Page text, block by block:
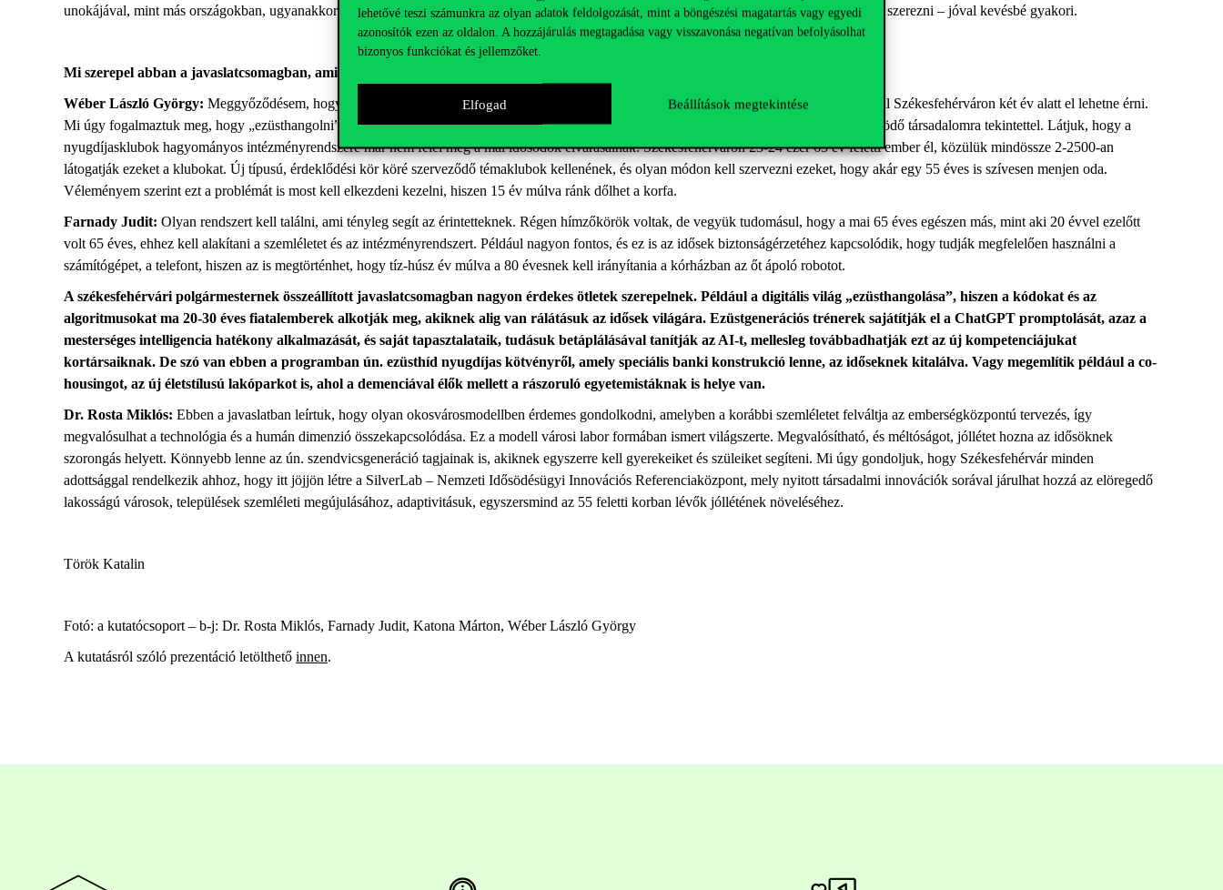
lehetővé teszi számunkra az olyan adatok feldolgozását, mint a böngészési magatartás vagy egyedi
azonosítók ezen az oldalon. A hozzájárulás megtagadása vagy visszavonása negatívan befolyásolhat
bizonyos funkciókat és jellemzőket.
Elfogad Beállítások megtekintése
unokájával, mint más országokban, ugyanakkor az önkéntes munka – ami értelmes, hasznos elfoglaltságot jelent és emellett új barátokat is lehet szerezni – jóval kevésbé gyakori.
Mi szerepel abban a javaslatcsomagban, amit a felmérés és a meghatározó problémák alapján a polgármester asztalára tettek?
Wéber László György: Meggyőződésem, hogy a korábban említett, nagyon jónak minősülő madridi szintet (AAI 36,5) következetes munkával Székesfehérváron két év alatt el lehetne érni.
Mi úgy fogalmaztuk meg, hogy „ezüsthangolni” kell a kulturális ésszociális intézményrendszert, specializálni kellene a szolgáltatásokat az idősödő társadalomra tekintettel. Látjuk, hogy a
nyugdíjasklubok hagyományos intézményrendszeremár nem felelmegamaiidősödők elvárásainak.Székesfehérváron 23-24ezer 65 év feletti ember él, közülük mindössze 2-2500-an
látogatják ezeket a klubokat. Új típusú, érdeklődési kör köré szerveződő témaklubok kellenének, és olyan módon kell szervezni ezeket, hogy akáregy 55 éves is szívesen menjen oda.
Véleményem szerint ezt a problémát is most kell elkezdeni kezelni, hiszen 15 év múlva ránk dőlhet a korfa.
Farnady Judit: Olyan rendszert kell találni, ami tényleg segít az érintetteknek. Régen hímzőkörök voltak, de vegyük tudomásul, hogy a mai 65 éves egészen más, mint aki 20 évvel ezelőtt
volt 65 éves, ehhez kell alakítani a szemléletet és az intézményrendszert. Például nagyon fontos, és ez is az idősek biztonságérzetéhez kapcsolódik, hogy tudják megfelelően használni a
számítógépet, a telefont, hiszen az is megtörténhet, hogy tíz-húsz év múlva a 80 évesnek kell irányítania a kórházban az őt ápoló robotot.
A székesfehérvári polgármesternek összeállított javaslatcsomagban nagyon érdekes ötletek szerepelnek. Például a digitális világ „ezüsthangolása”, hiszen a kódokat és az
algoritmusokat ma 20-30 éves fiatalemberek alkotják meg, akiknek alig van rálátásuk az idősek világára. Ezüstgenerációs trénerek sajátítják el a ChatGPT promptolását, azaz a
mesterséges intelligencia hatékony alkalmazását, és saját tapasztalataik, tudásuk betáplálásával tanítják az AI-t, mellesleg továbbadhatják ezt az új kompetenciájukat
kortársaiknak. De szó van ebben a programban ún. ezüsthíd nyugdíjas kötvényről, amely speciális banki konstrukció lenne, az időseknek kitalálva. Vagy megemlítik például a co-
housingot, az új életstílusú lakóparkot is, ahol a demenciával élők mellett a rászoruló egyetemistáknak is helye van.
Dr. Rosta Miklós: Ebben a javaslatban leírtuk, hogy olyan okosvárosmodellben érdemes gondolkodni, amelyben a korábbi szemléletet felváltja az emberségközpontú tervezés, így
megvalósulhat a technológia és a humán dimenzió összekapcsolódása. Ez a modell városi labor formában ismert világszerte. Megvalósítható, és méltóságot, jóllétet hozna az idősöknek
szorongás helyett. Könnyebb lenne az ún. szendvicsgeneráció tagjainak is, akiknek egyszerre kell gyerekeiket és szüleiket segíteni. Mi úgy gondoljuk, hogy Székesfehérvár minden
adottsággal rendelkezik ahhoz, hogy itt jöjjön létre a SilverLab – Nemzeti Idősödésügyi Innovációs Referenciaközpont, mely nyitott társadalmi innovációk sorával járulhat hozzá az elöregedő
lakosságú városok, települések szemléleti megújulásához, adaptivitásuk, egyszersmind az 55 feletti korban lévők jóllétének növeléséhez.
Török Katalin
Fotó: a kutatócsoport – b-j: Dr. Rosta Miklós, Farnady Judit, Katona Márton, Wéber László György
A kutatásról szóló prezentáció letölthető innen.